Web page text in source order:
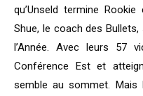
qu’Unseld termine
Shue, le coach des Bullets,
l’Année. Avec leurs 57
Conférence Est et
semble au sommet.